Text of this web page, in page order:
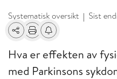
Systematisk oversikt | Sist
Del Skriv utFå varsel om endringer
Hva er effekten av
med Parkinsons